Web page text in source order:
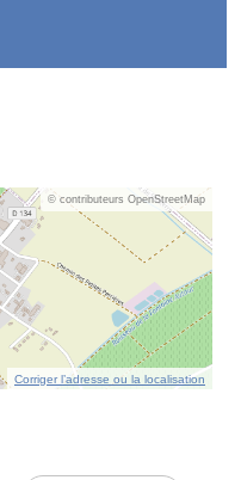
© contributeurs OpenStreetMap
Corriger l’adresse ou la localisation